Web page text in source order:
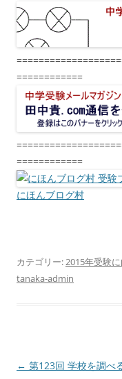
============
============
にほんブログ村
カテゴリー:2015年受験
tanaka-admin
投
← 第123回 学校を調べ